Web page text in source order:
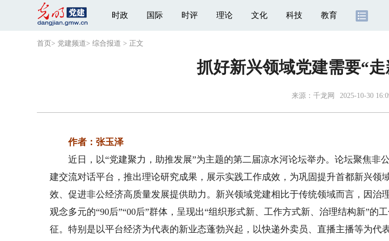
时政 国际 时评 理论 文化 科技 教育
首页 > 党建频道> 综合报道 > 正文
抓好新兴领域党建需要“
来源： 千龙网 2025-10-30
作者：张玉泽
近日，以“党建聚力，助推发展”为主题的第二届凉水河论坛举办。论坛聚焦非
建交流对话平台，推出理论研究成果，展示实践工作成效，为巩固提升首都新兴领
效、促进非公经济高质量发展提供助力。新兴领域党建相比于传统领域而言，因治
观念多元的“90后”“00后”群体，呈现出“组织形式新、工作方式新、治理结构新”的
征。特别是以平台经济为代表的新业态蓬勃兴起，以快递外卖员、直播主播等为代